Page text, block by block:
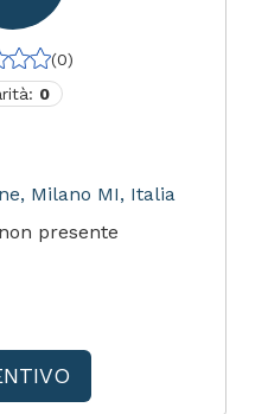
(0)
0
Milano MI, Italia
presente